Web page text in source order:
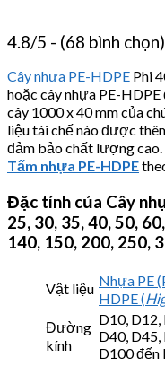
4.8/5 - (68 bình chọn)
Cây nhựa PE-HDPE Phi
hoặc cây nhựa PE-
cây 1000 x 40 mm của
liệu tái chế nào được
đảm bảo chất lượng cao.
Tấm nhựa PE-HDPE
Đặc tính của Cây
25, 30, 35, 40, 50,
140, 150, 200, 250,
Vật liệu Nhựa PE
HDPE (
Đường
kính
D10, D12,
D40, D45,
D100 đến